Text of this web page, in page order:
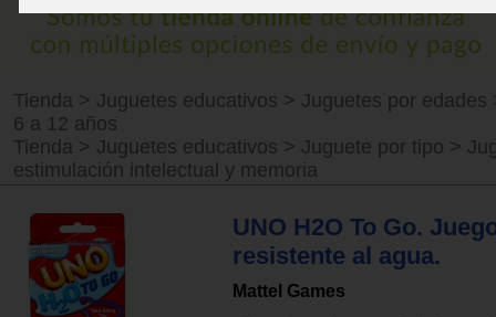
Tienda > Juguetes educativos > Juguetes por edades
6 a 12 años
Tienda > Juguetes educativos > Juguete por tipo >
estimulación intelectual y memoria
UNO H2O To Go.
resistente al agua.
Mattel Games